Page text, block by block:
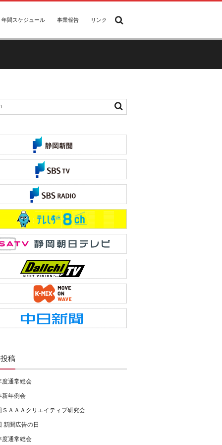
年間スケジュール 事業報告 リンク
稿
度通常総会
新年例会
ＳＡＡＡクリエイティブ研究会
新聞広告の日
度通常総会